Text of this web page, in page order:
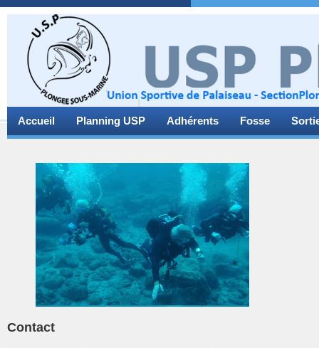
Accueil Planning USP Adhérents Fosse
Contact